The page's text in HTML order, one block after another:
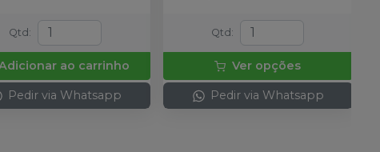
Qtd :
ao carrinho
Pedir via Whatsapp
Qtd :
Ver opções
Pedir via Whatsapp